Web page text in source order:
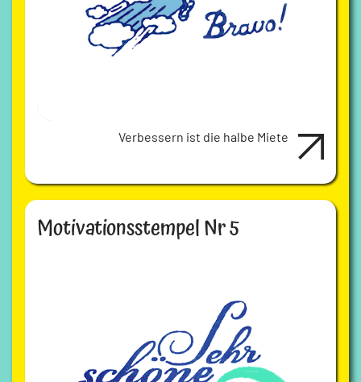
Verbessern ist die halbe Miete
Motivationsstempel Nr 5